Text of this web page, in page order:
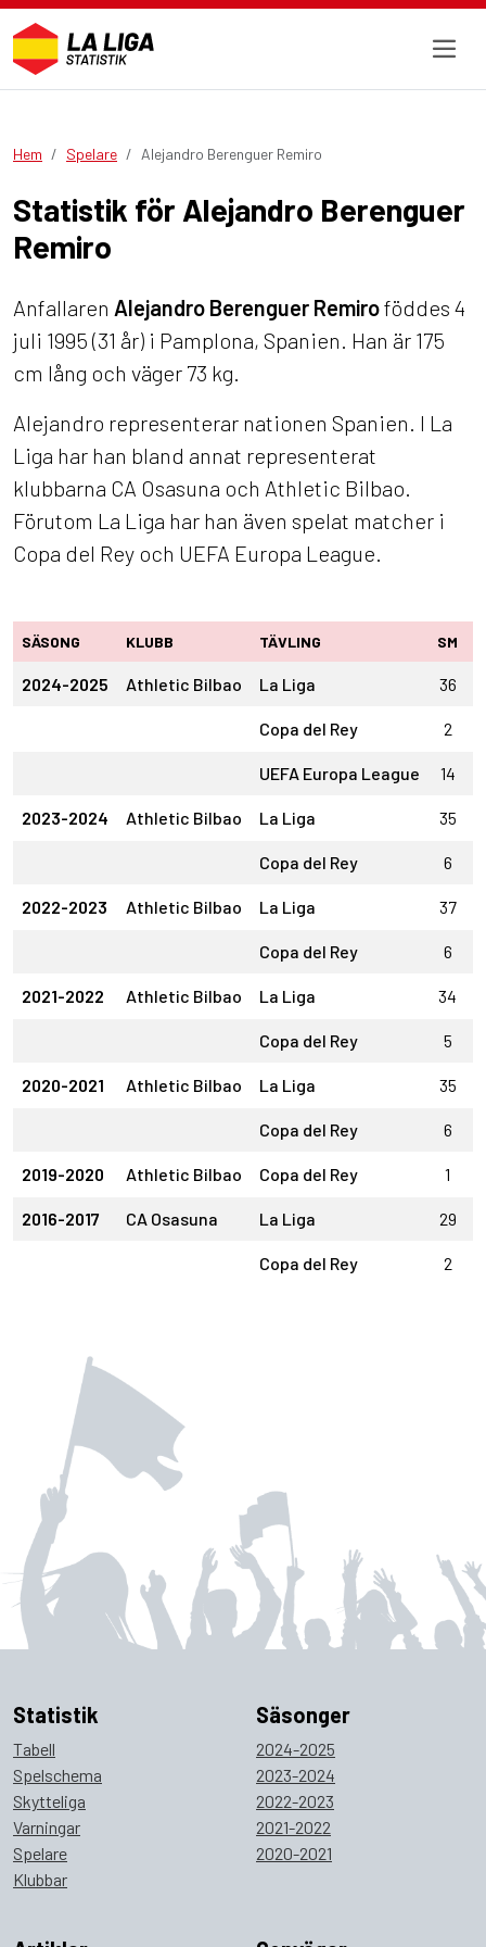
Hem Spelare Alejandro Berenguer Remiro
Statistik för Alejandro Berenguer
Remiro
Anfallaren Alejandro Berenguer Remiroföddes 4
juli 1995 (31 år) i Pamplona, Spanien. Han är 175
cm lång och väger 73 kg.
Alejandro representerar nationen Spanien. I La
Liga har han bland annat representerat
klubbarna CA Osasuna och Athletic Bilbao.
Förutom La Liga har han även spelat matcher i
Copa del Rey och UEFA Europa League.
SÄSONG KLUBB TÄVLING SM
2024-2025 Athletic Bilbao La Liga 36
Copa del Rey 2
UEFA Europa League 14
2023-2024 Athletic Bilbao La Liga 35
Copa del Rey 6
2022-2023 Athletic Bilbao La Liga 37
Copa del Rey 6
2021-2022 Athletic Bilbao La Liga 34
Copa del Rey 5
2020-2021 Athletic Bilbao La Liga 35
Copa del Rey 6
2019-2020 Athletic Bilbao Copa del Rey 1
2016-2017 CA Osasuna La Liga 29
Copa del Rey 2
Statistik
Tabell
Spelschema
Skytteliga
Varningar
Spelare
Klubbar
Säsonger
2024-2025
2023-2024
2022-2023
2021-2022
2020-2021